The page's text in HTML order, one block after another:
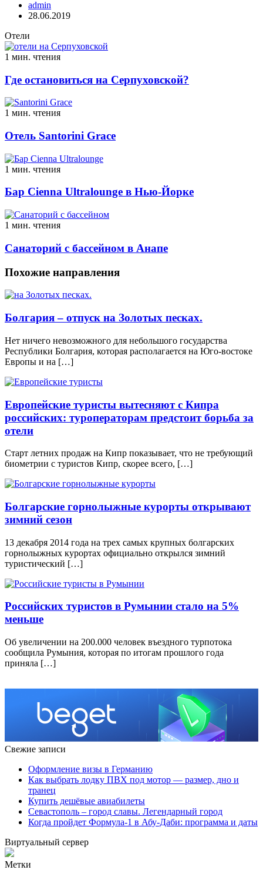
admin
28.06.2019
Отели
1 мин. чтения
Где остановиться на Серпуховской?
1 мин. чтения
Отель Santorini Grace
1 мин. чтения
Бар Cienna Ultralounge в Нью-Йорке
1 мин. чтения
Санаторий с бассейном в Анапе
Похожие направления
Болгария – отпуск на Золотых песках.
Нет ничего невозможного для небольшого государства
Республики Болгария, которая располагается на Юго-востоке
Европы и на […]
Европейские туристы вытесняют с Кипра
российских: туроператорам предстоит борьба за
отели
Старт летних продаж на Кипр показывает, что не требующий
биометрии с туристов Кипр, скорее всего, […]
Болгарские горнолыжные курорты открывают
зимний сезон
13 декабря 2014 года на трех самых крупных болгарских
горнолыжных курортах официально открылся зимний
туристический […]
Российских туристов в Румынии стало на 5%
меньше
Oб увeличeнии на 200.000 человек въездного турпотока
сообщила Румыния, которая по итогам прошлого года
приняла […]
Свежие записи
Оформление визы в Германию
Как выбрать лодку ПВХ под мотор — размер, дно и
транец
Купить дешёвые авиабилеты
Севастополь – город славы. Легендарный город
Когда пройдет Формула-1 в Абу-Даби: программа и даты
Виртуальный сервер
Метки